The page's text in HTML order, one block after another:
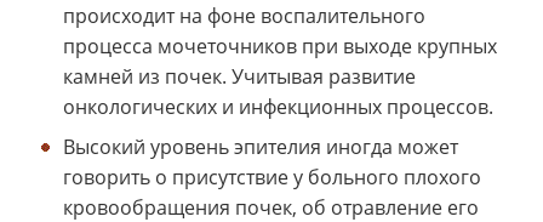
происходит на фоне воспалительного
процесса мочеточников при выходе крупных
камней из почек. Учитывая развитие
онкологических и инфекционных процессов.
Высокий уровень эпителия иногда может
говорить о присутствие у больного плохого
кровообращения почек, об отравление его